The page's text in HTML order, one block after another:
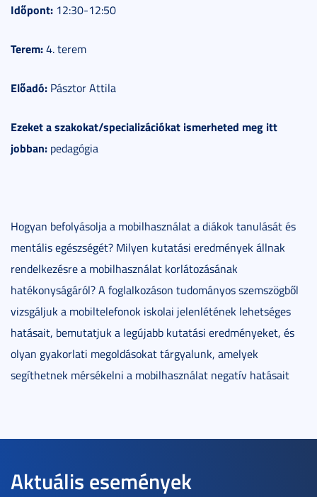
Időpont: 12:30-12:50
Terem:4. terem
Előadó: Pásztor Attila
Ezeket a szakokat/specializációkat ismerheted meg itt
jobban: pedagógia
Hogyan befolyásolja a mobilhasználat a diákok tanulását és
mentális egészségét? Milyen kutatási eredmények állnak
rendelkezésre a mobilhasználat korlátozásának
hatékonyságáról? A foglalkozáson tudományos szemszögből
vizsgáljuk a mobiltelefonok iskolai jelenlétének lehetséges
hatásait, bemutatjuk a legújabb kutatási eredményeket, és
olyan gyakorlati megoldásokat tárgyalunk, amelyek
segíthetnek mérsékelni a mobilhasználat negatív hatásait
Aktuális események